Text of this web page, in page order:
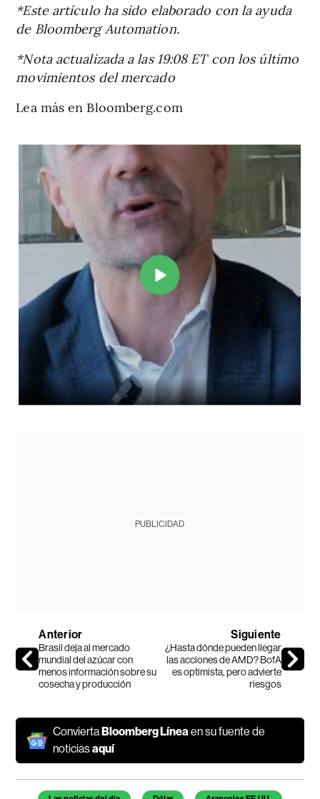
*Este artículo ha sido elaborado con la ayuda
de Bloomberg Automation.
*Nota actualizada a las 19:08 ET con los último
movimientos del mercado
Lea más en Bloomberg.com
PUBLICIDAD
Anterior
Brasil deja al mercado
mundial del azúcar con
menos información sobre su
cosecha y producción
Siguiente
¿Hasta dónde pueden llegar
las acciones de AMD? BofA
es optimista, pero advierte
riesgos
Convierta Bloomberg Líneaen su fuente de
noticiasaquí
Temas de este artículo